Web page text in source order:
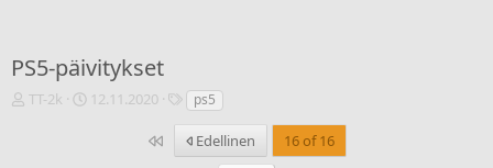
PS5-päivitykset
V
TT-2k
A12.11.2020
T
n
n
ps5
Ensimmäinen
Edellinen
16 of 16